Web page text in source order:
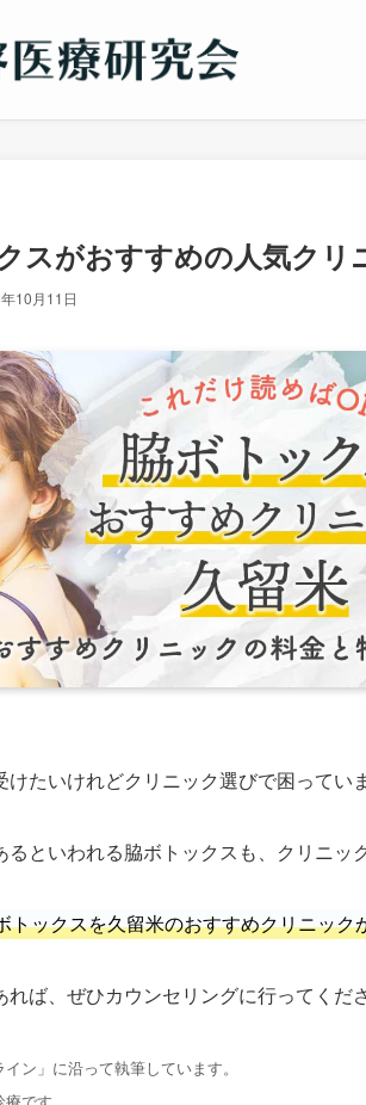
スがおすすめの人気クリ
10月11日
たいけれどクリニック選びで困ってい
といわれる脇ボトックスも、クリニッ
トックスを久留米のおすすめクリニック
ば、ぜひカウンセリングに行ってくださ
ン」に沿って執筆しています。
です。